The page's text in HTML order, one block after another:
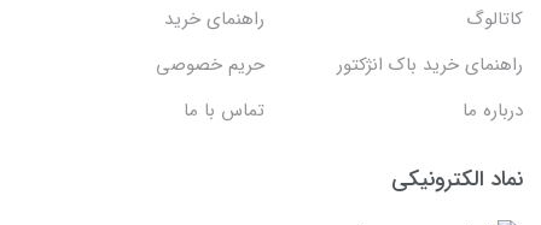
کاتالوگ
راهنمای خرید
راهنمای خرید باک انژکتور
حریم خصوصی
درباره ما
تماس با ما
نماد الکترونیکی